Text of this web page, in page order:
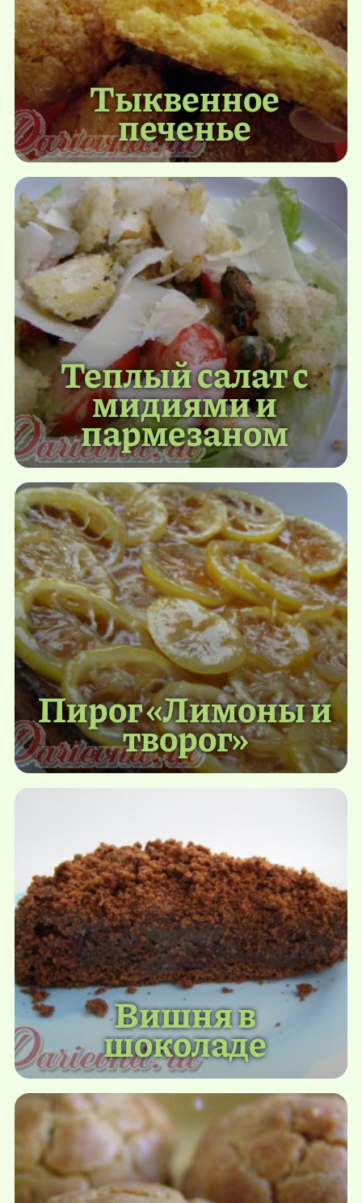
Тыквенное
печенье
Теплый салат с
мидиями и
пармезаном
Пирог «Лимоны и
творог»
Вишня в
шоколаде